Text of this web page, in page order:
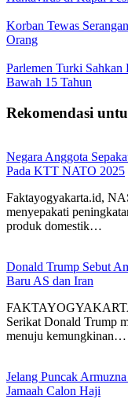
Korban Tewas
Orang
Parlemen Turki
Bawah 15 Tahun
Rekomendasi
Negara Anggota
Pada KTT NATO 2025
Faktayogyakarta.id,
menyepakati
produk domestik…
Donald Trump Sebut
Baru AS dan Iran
Serikat Donald Trump
menuju kemungkinan…
Jelang Puncak
Jamaah Calon Haji